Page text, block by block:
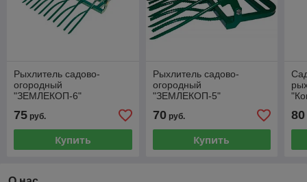
Рыхлитель садово-
огородный
"ЗЕМЛЕКОП-6"
75 руб.
Купить
Рыхлитель садово-
огородный
"ЗЕМЛЕКОП-5"
70руб.
Купить
80